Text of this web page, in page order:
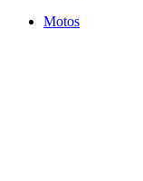
Motos